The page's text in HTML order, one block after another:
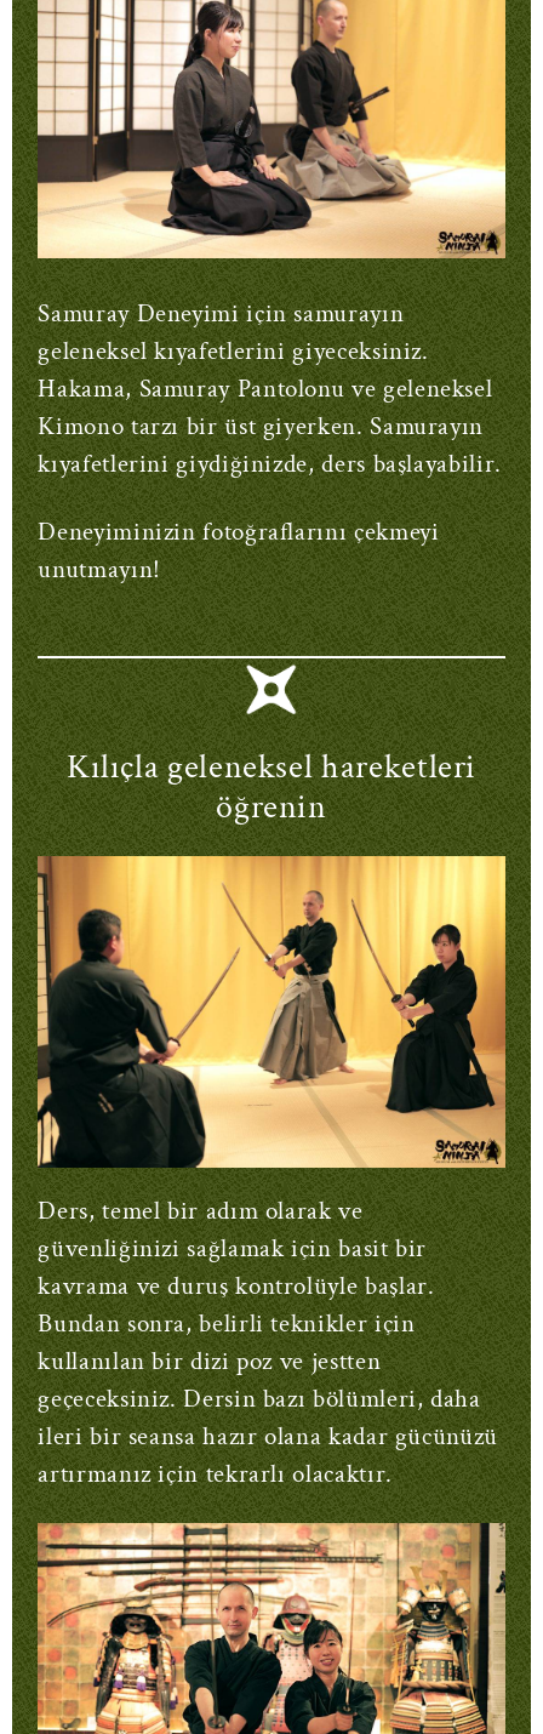
Samuray Deneyimi için samurayın
geleneksel kıyafetlerini giyeceksiniz.
Hakama, Samuray Pantolonu ve geleneksel
Kimono tarzı bir üst giyerken. Samurayın
kıyafetlerini giydiğinizde, ders başlayabilir.
Deneyiminizin fotoğraflarını çekmeyi
unutmayın!
Kılıçla geleneksel hareketleri
öğrenin
Ders, temel bir adım olarak ve
güvenliğinizi sağlamak için basit bir
kavrama ve duruş kontrolüyle başlar.
Bundan sonra, belirli teknikler için
kullanılan bir dizi poz ve jestten
geçeceksiniz. Dersin bazı bölümleri, daha
ileri bir seansa hazır olana kadar gücünüzü
artırmanız için tekrarlı olacaktır.